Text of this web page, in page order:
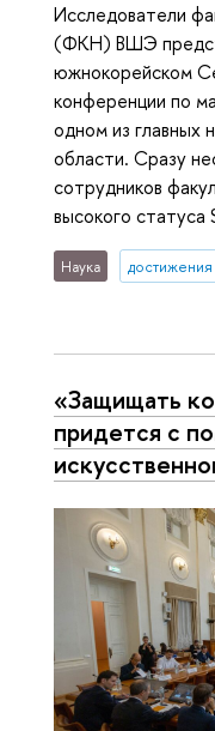
Исследователи
(ФКН) ВШЭ
южнокорейском
конференции по
одном из главных
области. Сразу
сотрудников
высокого
Наука достижения
«Защищать
придется с